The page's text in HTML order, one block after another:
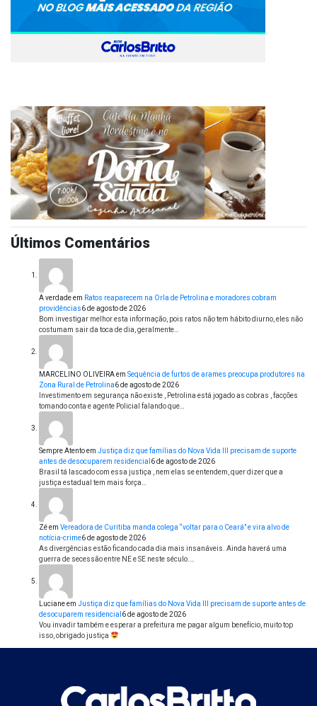
Últimos Comentários
A verdadeem Ratos reaparecem na Orla de Petrolina e moradores cobram
providências6 de agosto de 2026
Bom investigar melhor esta informação, pois ratos não tem hábito diurno, eles não
costumam sair da toca de dia, geralmente…
MARCELINO OLIVEIRAem Sequência de furtos de arames preocupa produtores na
Zona Rural de Petrolina6 de agosto de 2026
Investimento em segurança não existe , Petrolina está jogado as cobras , facções
tomando conta e agente Policial falando que…
Sempre Atentoem Justiça diz que famílias do Nova Vida III precisam de suporte
antes de desocuparem residencial 6 de agosto de 2026
Brasil tá lascado com essa justiça , nem elas se entendem, quer dizer que a
justiça estadual tem mais força…
Zéem Vereadora de Curitiba manda colega “voltar para o Ceará” e vira alvo de
notícia-crime6 de agosto de 2026
As divergências estão ficando cada dia mais insanáveis. Ainda haverá uma
guerra de secessão entre NE e SE neste século.…
Lucianeem Justiça diz que famílias do Nova Vida III precisam de suporte antes de
desocuparem residencial 6 de agosto de 2026
Vou invadir também e esperar a prefeitura me pagar algum benefício, muito top
isso, obrigado justiça